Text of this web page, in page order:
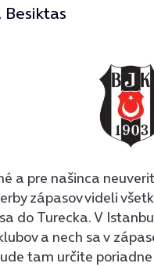
Besiktas
a pre našinca
zápasov videli
do Turecka. V
a nech sa v
tam určite